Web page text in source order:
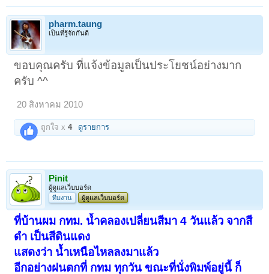
pharm.taung
เป็นที่รู้จักกันดี
ขอบคุณครับ ที่แจ้งข้อมูลเป็นประโยชน์อย่างมาก
ครับ ^^
20 สิงหาคม 2010
ถูกใจ x4 ดูรายการ
Pinit
ผู้ดูแลเว็บบอร์ด
ทีมงาน
ผู้ดูแลเว็บบอร์ด
ที่บ้านผม กทม. น้ำคลองเปลี่ยนสีมา 4 วันแล้ว จากสี
ดำ เป็นสีดินแดง
แสดงว่า น้ำเหนือไหลลงมาแล้ว
อีกอย่างฝนตกที่ กทม ทุกวัน ขณะที่นั่งพิมพ์อยู่นี้ ก็